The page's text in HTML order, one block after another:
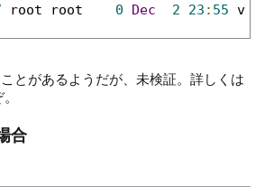
root root 0 Dec 2 23 : 55 v
とがあるようだが、未検証。詳しくは
合